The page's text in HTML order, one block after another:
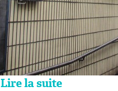
Lire la suite